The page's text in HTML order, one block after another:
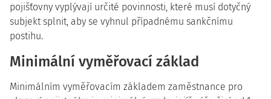
pojišťovny vyplývají určité povinnosti, které musí dotyčný
subjekt splnit, aby se vyhnul případnému sankčnímu
postihu.
Minimální vyměřovací základ
Minimálním vyměřovacím základem zaměstnance pro